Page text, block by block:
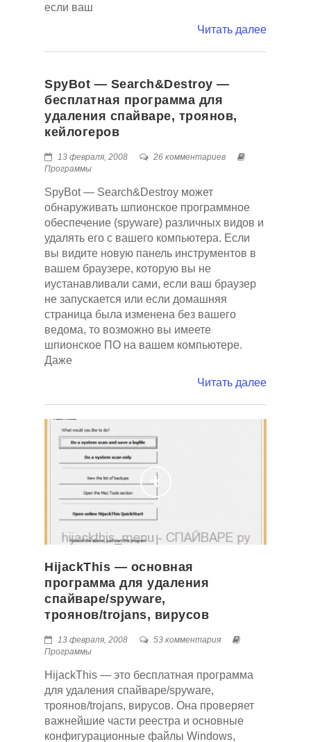
если ваш
Читать далее
SpyBot — Search&Destroy —
бесплатная программа для
удаления спайваре, троянов,
кейлогеров
13 февраля, 2008
26 комментариев
Программы
SpyBot — Search&Destroy может
обнаруживать шпионское программное
обеспечение (spyware) различных видов и
удалять его с вашего компьютера. Если
вы видите новую панель инструментов в
вашем браузере, которую вы не
иустанавливали сами, если ваш браузер
не запускается или если домашняя
страница была изменена без вашего
ведома, то возможно вы имеете
шпионское ПО на вашем компьютере.
Даже
Читать далее
HijackThis — основная
программа для удаления
спайваре/spyware,
троянов/trojans, вирусов
13 февраля, 2008
53 комментария
Программы
HijackThis — это бесплатная программа
для удаления спайваре/spyware,
троянов/trojans, вирусов. Она проверяет
важнейшие части реестра и основные
конфигурационные файлы Windows,